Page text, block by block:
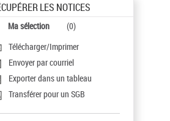
LES NOTICES
Ma sélection (0)
Télécharger/Imprimer
Envoyer par courriel
Exporter dans un tableau
Transférer pour un SGB